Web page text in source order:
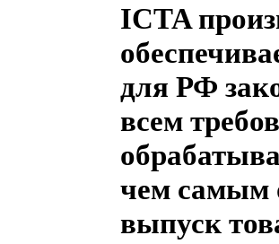
ICTA
для РФ
всем
чем самым
выпуск